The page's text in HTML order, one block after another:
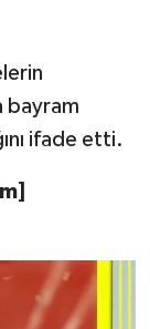
bayram
ifade etti.
]